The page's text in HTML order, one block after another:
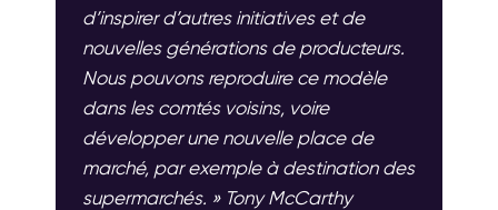
d’inspirer d’autres initiatives et de
nouvelles générations de producteurs.
Nous pouvons reproduire ce modèle
dans les comtés voisins, voire
développer une nouvelle place de
marché, par exemple à destination des
supermarchés. » Tony McCarthy